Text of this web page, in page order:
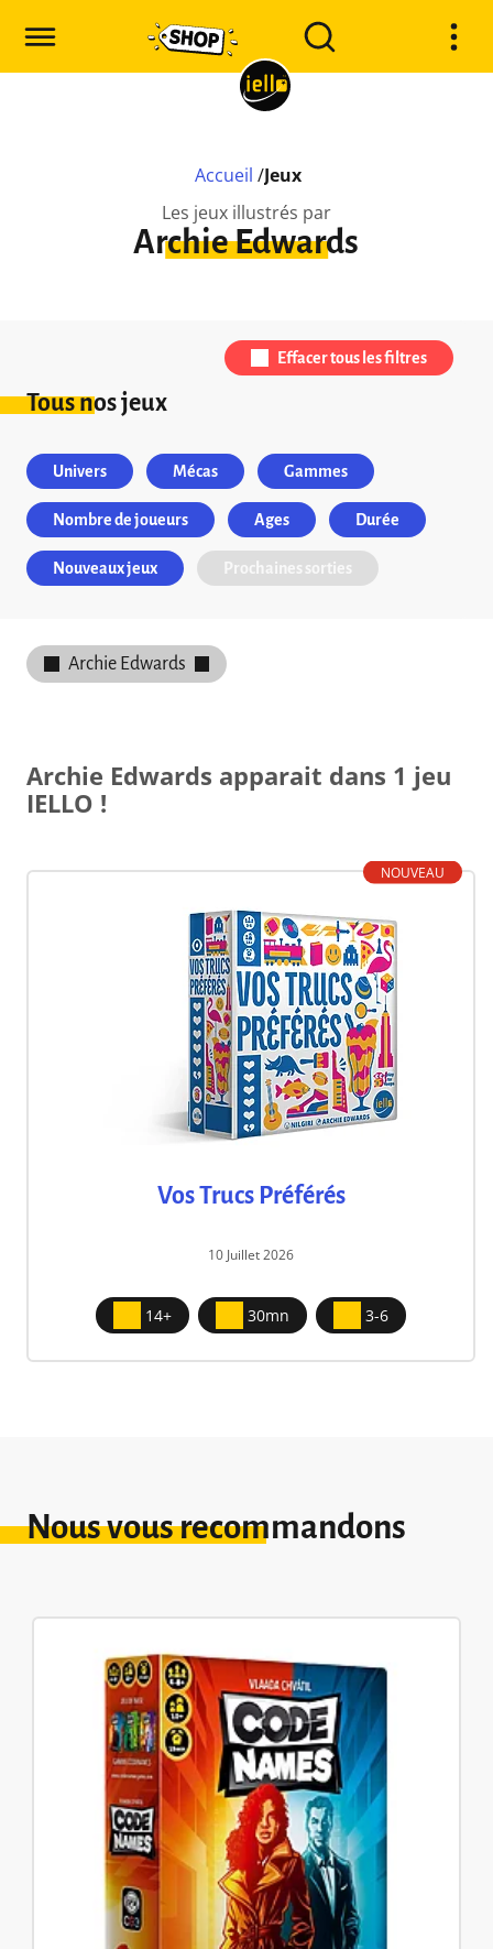
Accueil /Jeux
Les jeux illustrés par
Archie Edwards
Tous nos jeux
Effacer tous les filtres
Univers Mécas Gammes
Nombre de joueurs Ages Durée
Nouveaux jeux Prochaines sorties
Archie Edwards
Archie Edwards apparait dans 1 jeu
IELLO !
NOUVEAU
Vos Trucs Préférés
10 Juillet 2026
14+ 30mn 3-6
Nous vous recommandons